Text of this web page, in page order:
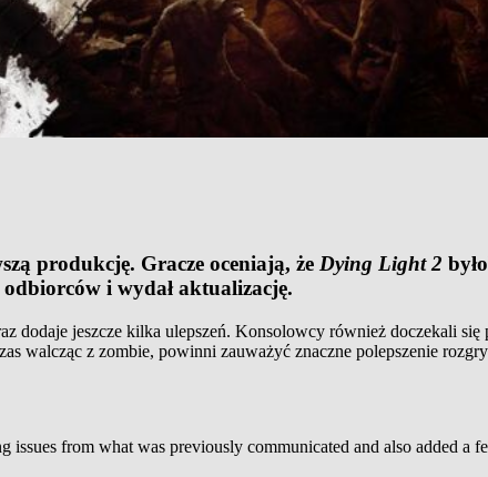
produkcję. Gracze oceniają, że Dying Light 2
odbiorców i wydał aktualizację.
dodaje jeszcze kilka ulepszeń. Konsolowcy również doczekali
walcząc z zombie, powinni zauważyć znaczne polepszenie
from what was previously communicated and also added a